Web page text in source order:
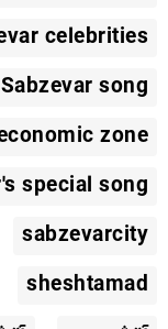
celebrities
Sabzevar song
zone
special song
sabzevarcity
sheshtamad